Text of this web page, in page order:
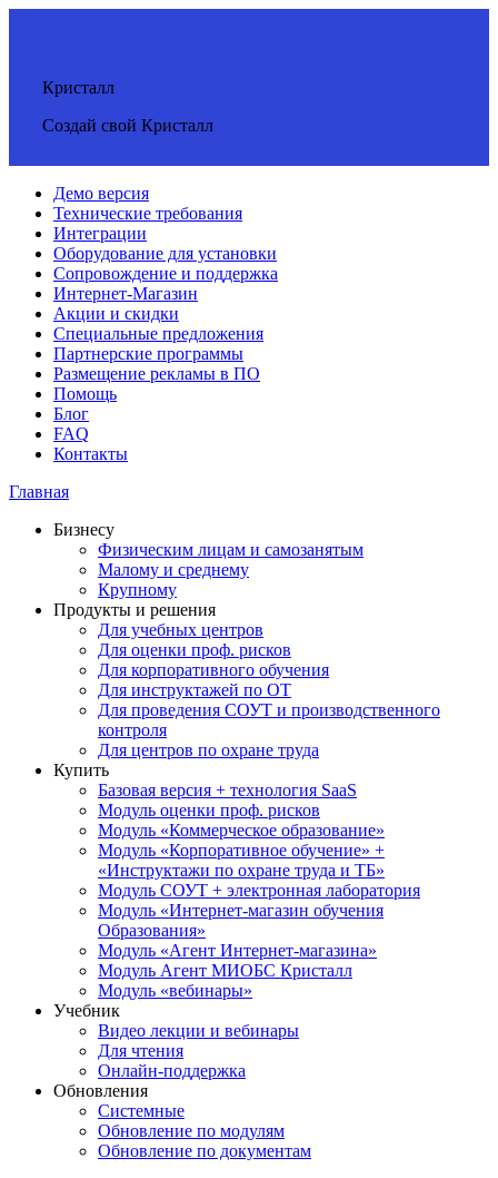
Кристалл
Создай свой Кристалл
Демо версия
Технические требования
Интеграции
Оборудование для установки
Сопровождение и поддержка
Интернет-Магазин
Акции и скидки
Специальные предложения
Партнерские программы
Размещение рекламы в ПО
Помощь
Блог
FAQ
Контакты
Главная
Бизнесу
Физическим лицам и самозанятым
Малому и среднему
Крупному
Продукты и решения
Для учебных центров
Для оценки проф. рисков
Для корпоративного обучения
Для инструктажей по ОТ
Для проведения СОУТ и производственного
контроля
Для центров по охране труда
Купить
Базовая версия + технология SaaS
Модуль оценки проф. рисков
Модуль «Коммерческое образование»
Модуль «Корпоративное обучение» +
«Инструктажи по охране труда и ТБ»
Модуль СОУТ + электронная лаборатория
Модуль «Интернет-магазин обучения
Образования»
Модуль «Агент Интернет-магазина»
Модуль Агент МИОБС Кристалл
Модуль «вебинары»
Учебник
Видео лекции и вебинары
Для чтения
Онлайн-поддержка
Обновления
Системные
Обновление по модулям
Обновление по документам